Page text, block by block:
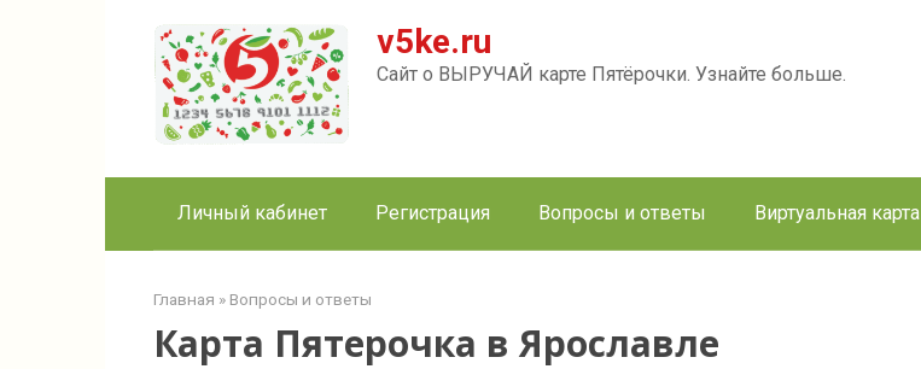
v5ke.ru
Сайт о ВЫРУЧАЙ карте Пятёрочки. Узнайте больше.
Личный кабинет Регистрация Вопросы и ответы Виртуальная карта
Главная » Вопросы и ответы
Карта Пятерочка в Ярославле